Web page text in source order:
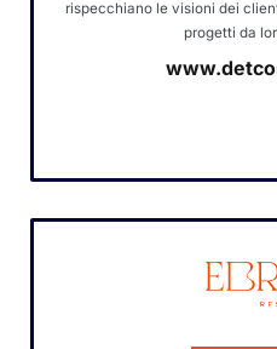
rispecchiano le visioni dei
progetti da